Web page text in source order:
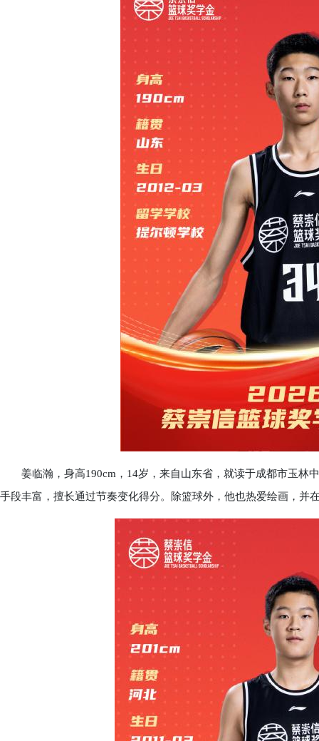
姜临瀚，身高190cm，14岁，来自山东省，就读于成都市玉林
手段丰富，擅长通过节奏变化得分。除篮球外，他也热爱绘画，并